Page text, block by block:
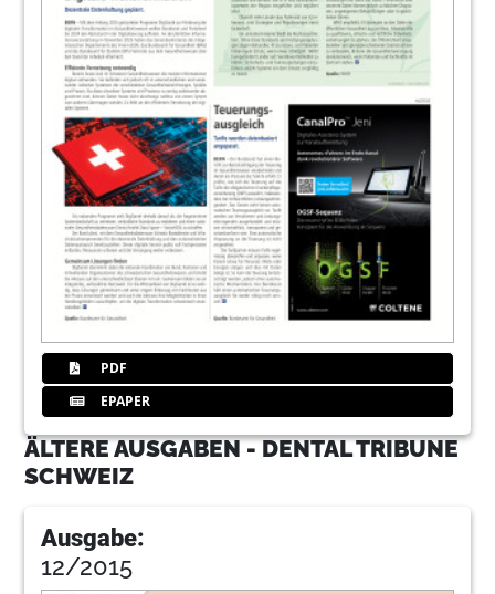
PDF
EPAPER
ÄLTERE AUSGABEN - DENTAL TRIBUNE
SCHWEIZ
Ausgabe:
12/2015